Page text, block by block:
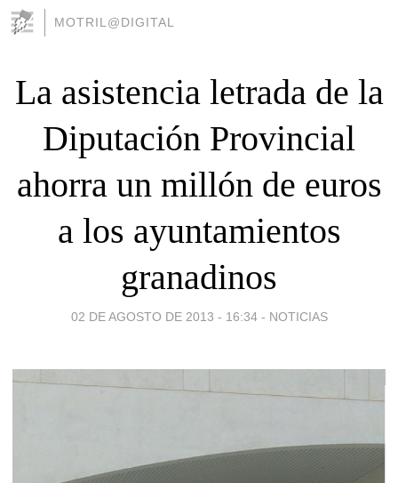
MOTRIL@DIGITAL
La asistencia letrada de la
Diputación Provincial
ahorra un millón de euros
a los ayuntamientos
granadinos
02 DE AGOSTO DE 2013 - 16:34 - NOTICIAS